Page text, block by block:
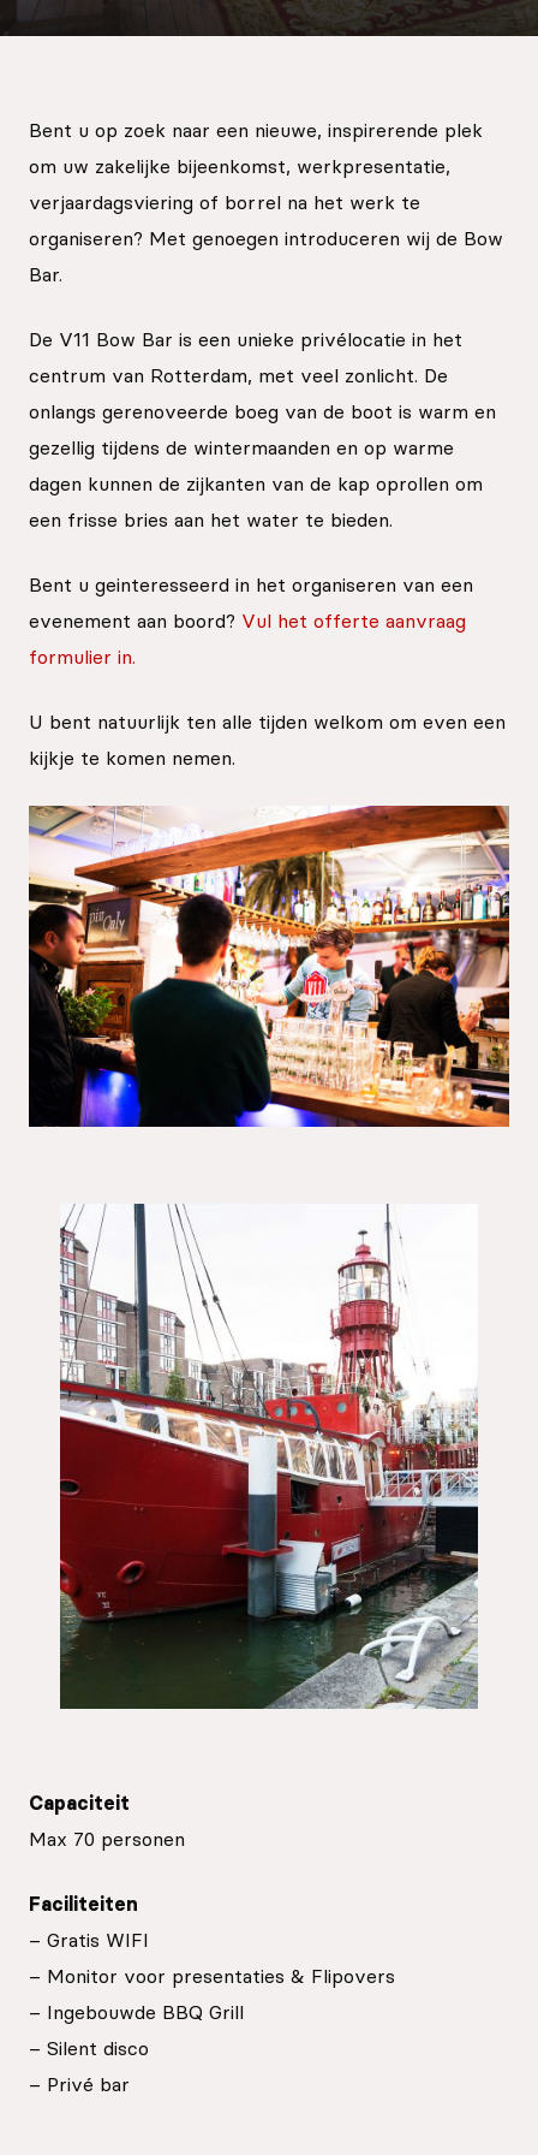
EN
Bent u op zoek naar een nieuwe, inspirerende plek
om uw zakelijke bijeenkomst, werkpresentatie,
verjaardagsviering of borrel na het werk te
organiseren? Met genoegen introduceren wij de Bow
Bar.
De V11 Bow Bar is een unieke privélocatie in het
centrum van Rotterdam, met veel zonlicht. De
onlangs gerenoveerde boeg van de boot is warm en
gezellig tijdens de wintermaanden en op warme
dagen kunnen de zijkanten van de kap oprollen om
een frisse bries aan het water te bieden.
Bent u geinteresseerd in het organiseren van een
evenement aan boord? Vul het offerte aanvraag
formulier in.
U bent natuurlijk ten alle tijden welkom om even een
kijkje te komen nemen.
Capaciteit
Max 70 personen
Faciliteiten
– Gratis WIFI
– Monitor voor presentaties & Flipovers
– Ingebouwde BBQ Grill
– Silent disco
– Privé bar